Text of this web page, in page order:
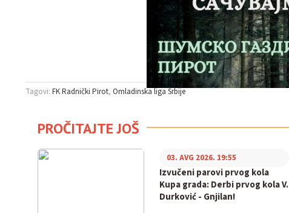
Tagovi: FK Radnički Pirot Omladinska liga Srbije
PROČITAJTE JOŠ
Izvučeni parovi prvog kola
Kupa grada: Derbi prvog kola V.
Durković - Gnjilan!
03. AVG 2026. 19:55